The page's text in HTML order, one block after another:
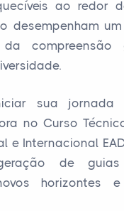
ao redor
desempenham
sua jornada
no Curso
e Internacional
de
horizontes